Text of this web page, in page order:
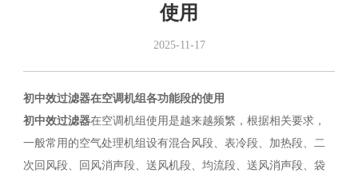
使用
2025-11-17
初中效过滤器在空调机组各功能段的使用
初中效过滤器在空调机组使用是越来越频繁，根据相关要求，
一般常用的空气处理机组设有混合风段、表冷段、加热段、二
次回风段、回风消声段、送风机段、均流段、送风消声段、袋